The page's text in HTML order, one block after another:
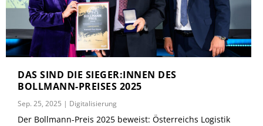
DAS SIND DIE SIEGER:INNEN DES
BOLLMANN-PREISES 2025
Sep. 25, 2025 | Digitalisierung
Der Bollmann-Preis 2025 beweist: Österreichs Logistik